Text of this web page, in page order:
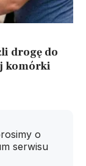
drogę do
komórki
o
serwisu